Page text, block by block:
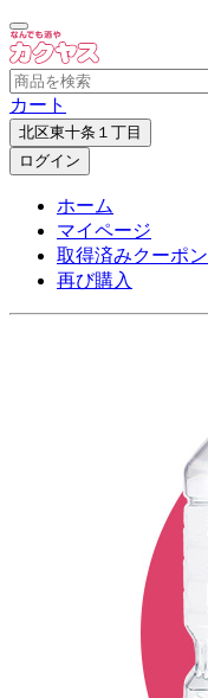
カート
北区東十条１丁目
ログイン
ホーム
マイページ
取得済みクーポン
再び購入